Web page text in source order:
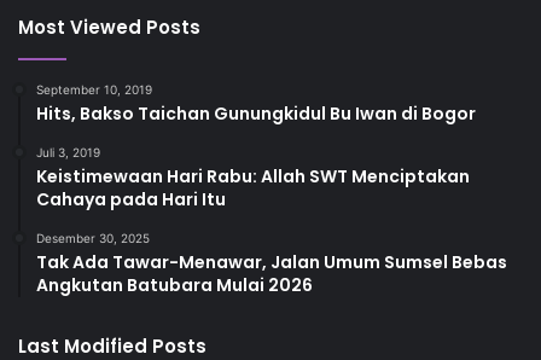
Most Viewed Posts
September 10, 2019
Hits, Bakso Taichan Gunungkidul Bu Iwan di Bogor
Juli 3, 2019
Keistimewaan Hari Rabu: Allah SWT Menciptakan
Cahaya pada Hari Itu
Desember 30, 2025
Tak Ada Tawar-Menawar, Jalan Umum Sumsel Bebas
Angkutan Batubara Mulai 2026
Last Modified Posts